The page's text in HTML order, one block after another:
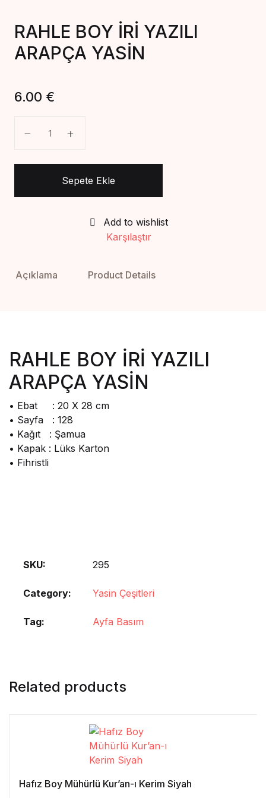
RAHLE BOY İRİ YAZILI
ARAPÇA YASİN
6.00 €
Sepete Ekle
Add to wishlist
Karşılaştır
Açıklama Product Details
RAHLE BOY İRİ YAZILI
ARAPÇA YASİN
• Ebat : 20 X 28 cm
• Sayfa : 128
• Kağıt : Şamua
• Kapak : Lüks Karton
• Fihristli
SKU: 295
Category: Yasin Çeşitleri
Tag: Ayfa Basım
Related products
Hafız Boy Mühürlü Kur’an-ı Kerim Siyah